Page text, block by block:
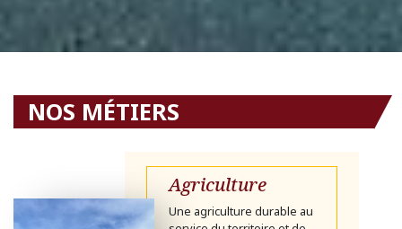
NOS MÉTIERS
Agriculture
Une agriculture durable au